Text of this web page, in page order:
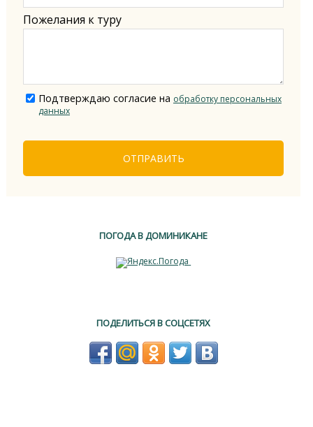
Пожелания к туру
Подтверждаю согласие на обработку персональных
данных
ОТПРАВИТЬ
ПОГОДА В ДОМИНИКАНЕ
ПОДЕЛИТЬСЯ В СОЦСЕТЯХ